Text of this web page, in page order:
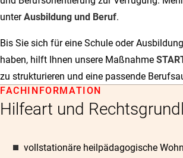
unterAusbildung und Beruf.
Bis Sie sich für eine Schule oder
haben, hilft Ihnen unsere Maßnahme
zu strukturieren und eine passende
Hilfeart und
FACHINFORMATION
vollstationäre heilpädagogische